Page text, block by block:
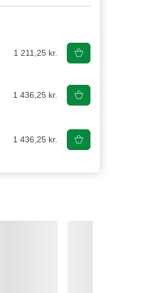
1 211,25 kr.
1 436,25 kr.
1 436,25 kr.